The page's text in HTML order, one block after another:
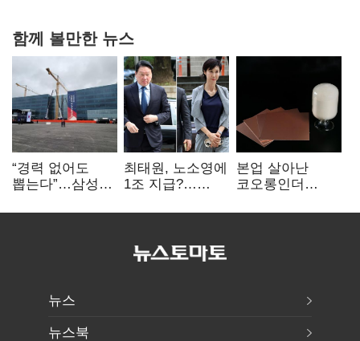
함께 볼만한 뉴스
“경력 없어도
뽑는다”…삼성
반도체 인재
최태원, 노소영에
1조 지급?…
본업 살아난
코오롱인더
배터리 소재로
뉴스
뉴스북